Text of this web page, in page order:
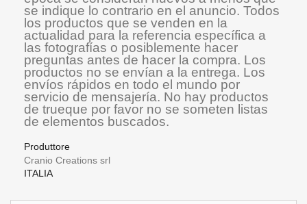
se indique lo contrario en el anuncio. Todos
los productos que se venden en la
actualidad para la referencia específica a
las fotografías o posiblemente hacer
preguntas antes de hacer la compra. Los
productos no se envían a la entrega. Los
envíos rápidos en todo el mundo por
servicio de mensajería. No hay productos
de trueque por favor no se someten listas
de elementos buscados.
Produttore
Cranio Creations srl
ITALIA